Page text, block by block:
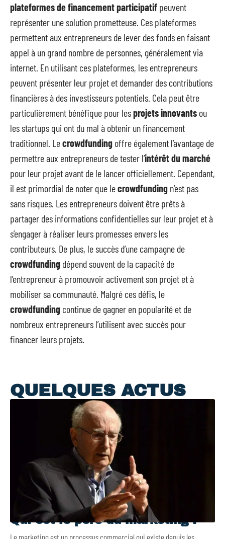
plateformes de financement participatif peuvent
représenter une solution prometteuse. Ces plateformes
permettent aux entrepreneurs de lever des fonds en faisant
appel à un grand nombre de personnes, généralement via
internet. En utilisant ces plateformes, les entrepreneurs
peuvent présenter leur projet et demander des contributions
financières à des investisseurs potentiels. Cela peut être
particulièrement bénéfique pour lesprojets innovants ou
les startups qui ont du mal à obtenir un financement
traditionnel. Lecrowdfunding offre également l’avantage de
permettre aux entrepreneurs de tester l’intérêt du marché
pour leur projet avant de le lancer officiellement. Cependant,
il est primordial de noter que lecrowdfunding n’est pas
sans risques. Les entrepreneurs doivent être prêts à
partager des informations confidentielles sur leur projet et à
s’engager à réaliser leurs promesses envers les
contributeurs. De plus, le succès d’une campagne de
crowdfunding dépend souvent de la capacité de
l’entrepreneur à promouvoir activement son projet et à
mobiliser sa communauté. Malgré ces défis, le
crowdfunding continue de gagner en popularité et de
nombreux entrepreneurs l’utilisent avec succès pour
financer leurs projets.
QUELQUES ACTUS
Qui est le père du marketing ?
Le marketing est un processus commercial qui existe depuis les